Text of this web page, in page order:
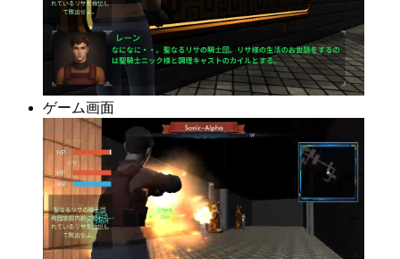
ゲーム画面